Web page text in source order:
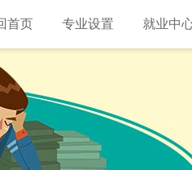
首页 专业设置 就业中